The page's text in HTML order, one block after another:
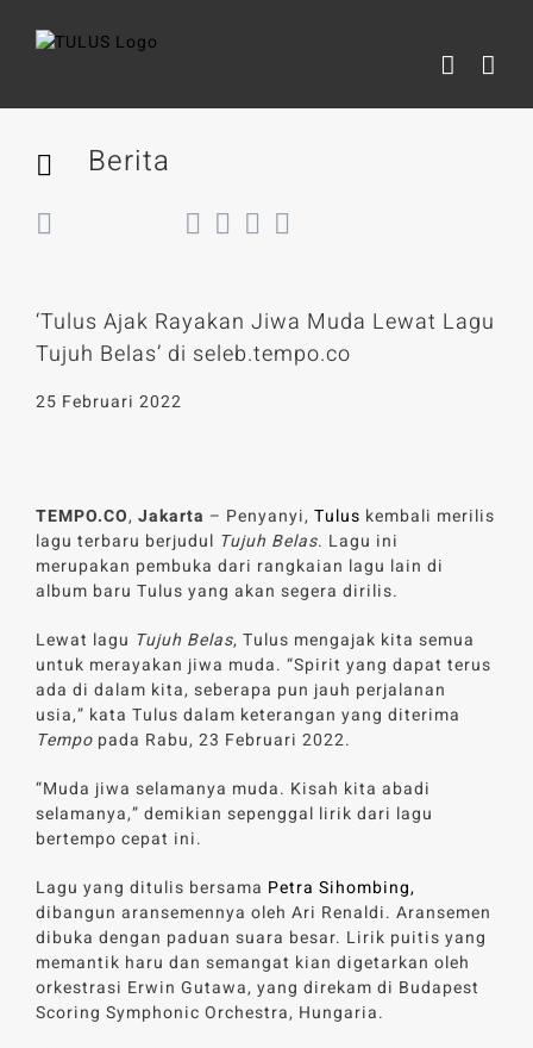
Berita
‘Tulus Ajak Rayakan Jiwa Muda Lewat Lagu
Tujuh Belas’ di seleb.tempo.co
25 Februari 2022
TEMPO.CO, Jakarta – Penyanyi, Tulus kembali merilis
lagu terbaru berjudul Tujuh Belas. Lagu ini
merupakan pembuka dari rangkaian lagu lain di
album baru Tulus yang akan segera dirilis.
Lewat lagu Tujuh Belas, Tulus mengajak kita semua
untuk merayakan jiwa muda. “Spirit yang dapat terus
ada di dalam kita, seberapa pun jauh perjalanan
usia,” kata Tulus dalam keterangan yang diterima
Tempo pada Rabu, 23 Februari 2022.
“Muda jiwa selamanya muda. Kisah kita abadi
selamanya,” demikian sepenggal lirik dari lagu
bertempo cepat ini.
Lagu yang ditulis bersama Petra Sihombing,
dibangun aransemennya oleh Ari Renaldi. Aransemen
dibuka dengan paduan suara besar. Lirik puitis yang
memantik haru dan semangat kian digetarkan oleh
orkestrasi Erwin Gutawa, yang direkam di Budapest
Scoring Symphonic Orchestra, Hungaria.